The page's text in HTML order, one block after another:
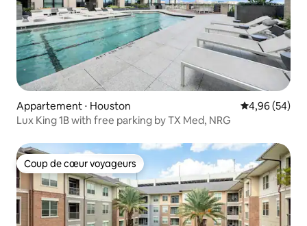
Appartement ⋅ Houston Évaluation
4,96 (54)
Lux King 1B with free parking by TX Med, NRG
Coup de cœur voyageurs
Coup de cœur voyageurs